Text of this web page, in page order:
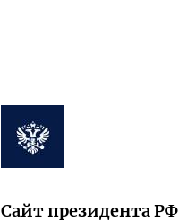
Сайт президента РФ